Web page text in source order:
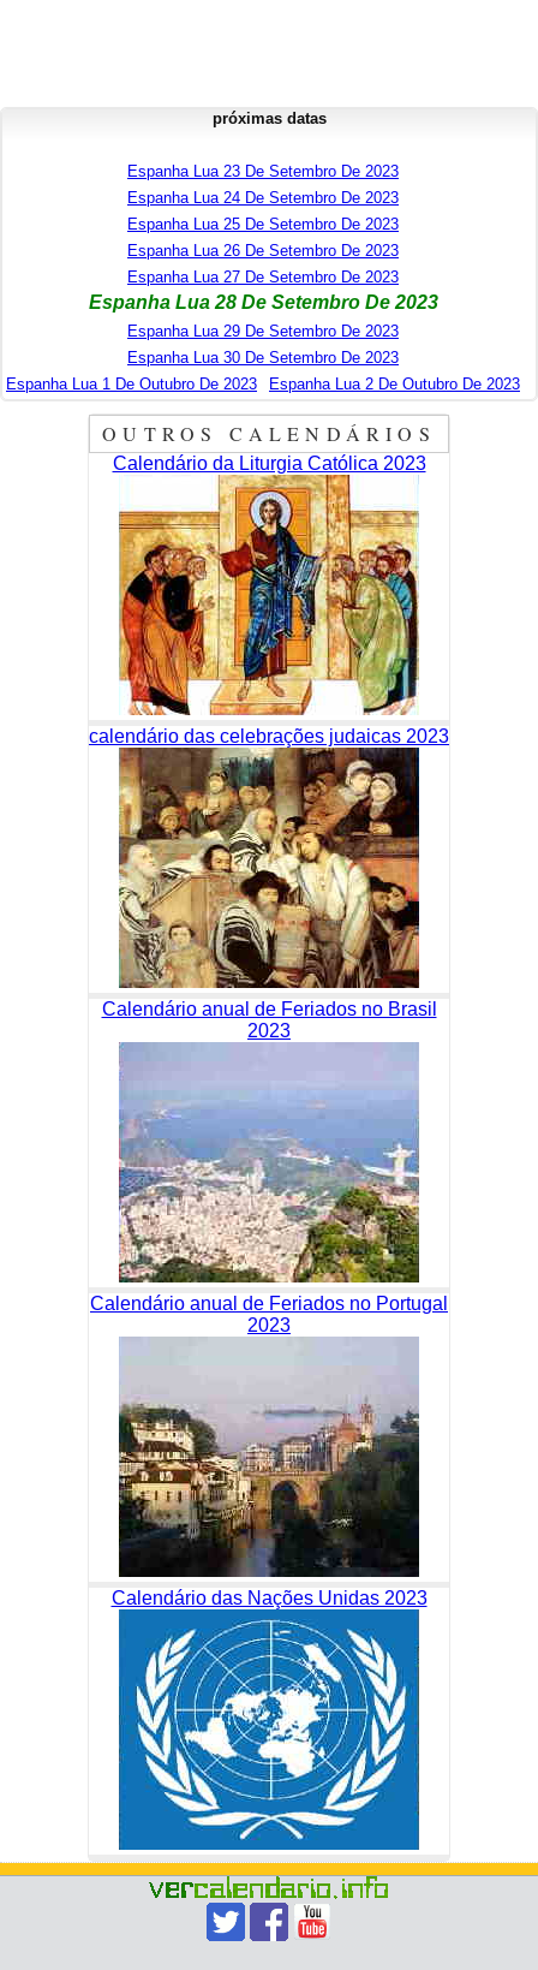
próximas datas
Espanha Lua 23 De Setembro De 2023
Espanha Lua 24 De Setembro De 2023
Espanha Lua 25 De Setembro De 2023
Espanha Lua 26 De Setembro De 2023
Espanha Lua 27 De Setembro De 2023
Espanha Lua 28 De Setembro De 2023
Espanha Lua 29 De Setembro De 2023
Espanha Lua 30 De Setembro De 2023
Espanha Lua 1 De Outubro De 2023
Espanha Lua 2 De Outubro De 2023
OUTROS CALENDÁRIOS
Calendário da Liturgia Católica 2023
calendário das celebrações judaicas 2023
Calendário anual de Feriados no Brasil
2023
Calendário anual de Feriados no Portugal
2023
Calendário das Nações Unidas 2023